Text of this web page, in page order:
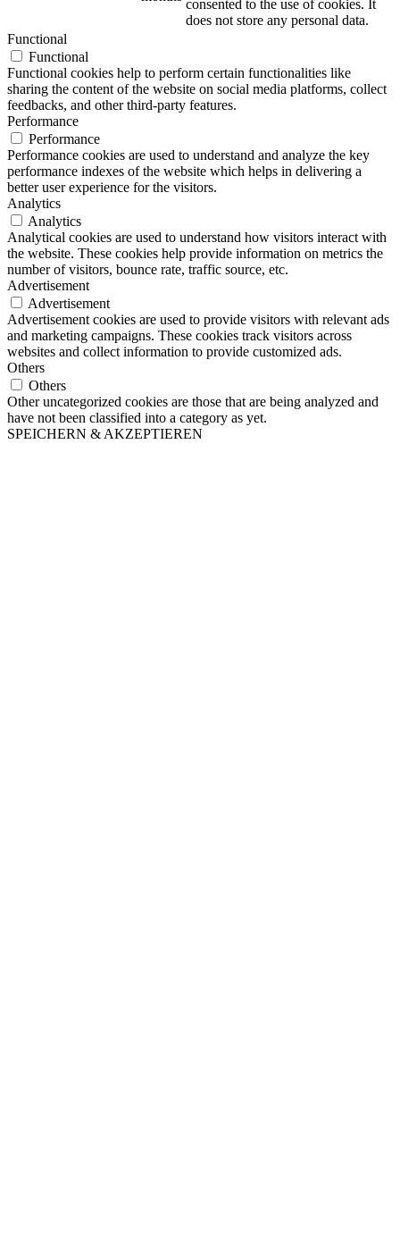
consented to the use of cookies. It
does not store any personal data.
Functional
Functional
Functional cookies help to perform certain functionalities like
sharing the content of the website on social media platforms, collect
feedbacks, and other third-party features.
Performance
Performance
Performance cookies are used to understand and analyze the key
performance indexes of the website which helps in delivering a
better user experience for the visitors.
Analytics
Analytics
Analytical cookies are used to understand how visitors interact with
the website. These cookies help provide information on metrics the
number of visitors, bounce rate, traffic source, etc.
Advertisement
Advertisement
Advertisement cookies are used to provide visitors with relevant ads
and marketing campaigns. These cookies track visitors across
websites and collect information to provide customized ads.
Others
Others
Other uncategorized cookies are those that are being analyzed and
have not been classified into a category as yet.
SPEICHERN & AKZEPTIEREN